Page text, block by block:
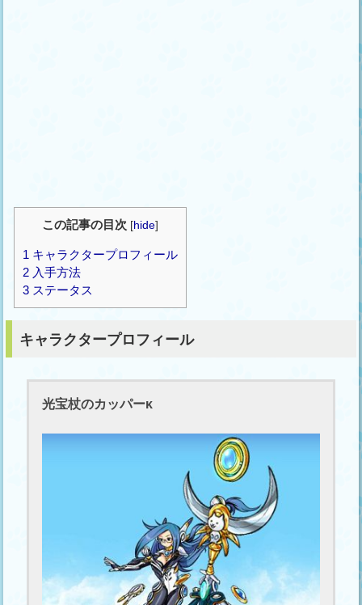
この記事の目次 [hide]
1 キャラクタープロフィール
2 入手方法
3 ステータス
キャラクタープロフィール
光宝杖のカッパーκ